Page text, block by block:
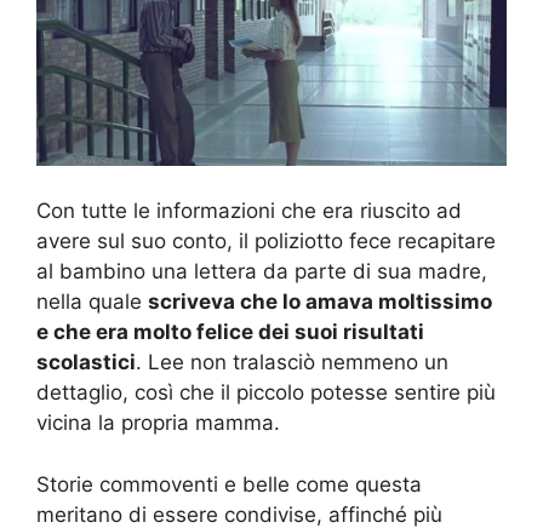
Con tutte le informazioni che era riuscito ad
avere sul suo conto, il poliziotto fece recapitare
al bambino una lettera da parte di sua madre,
nella quale scriveva che lo amava moltissimo
e che era molto felice dei suoi risultati
scolastici. Lee non tralasciò nemmeno un
dettaglio, così che il piccolo potesse sentire più
vicina la propria mamma.
Storie commoventi e belle come questa
meritano di essere condivise, affinché più